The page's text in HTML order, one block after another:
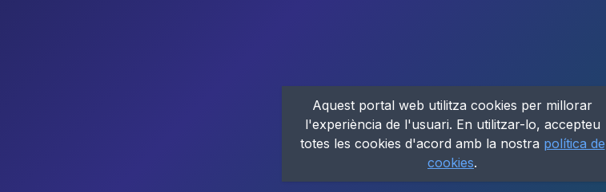
Aquest portal web utilitza cookies per millorar
l'experiència de l'usuari. En utilitzar-lo, accepteu
totes les cookies d'acord amb la nostra política de
cookies.